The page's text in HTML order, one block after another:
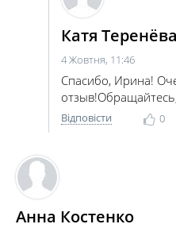
Катя Теренёва
4 Жовтня, 11:46
Спасибо, Ирина!
Відповісти 0
Анна Костенко